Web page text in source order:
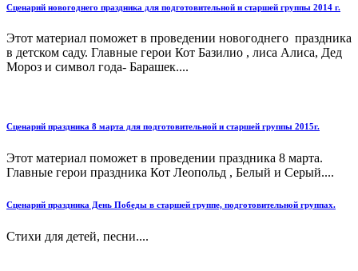
Сценарий новогоднего праздника для подготовительной и старшей группы 2014 г.
Этот материал поможет в проведении новогоднего праздника
в детском саду. Главные герои Кот Базилио , лиса Алиса, Дед
Мороз и символ года- Барашек....
Сценарий праздника 8 марта для подготовительной и старшей группы 2015г.
Этот материал поможет в проведении праздника 8 марта.
Главные герои праздника Кот Леопольд , Белый и Серый....
Сценарий праздника День Победы в старшей группе, подготовительной группах.
Стихи для детей, песни....